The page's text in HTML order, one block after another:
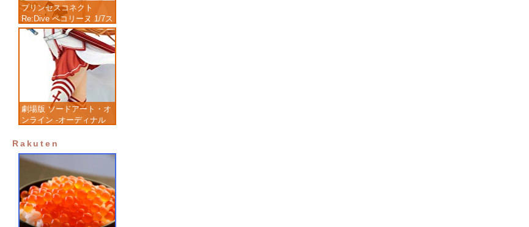
プリンセスコネクト
Re:Dive ペコリーヌ 1/7ス
ケール 塗装済み完成品フ
ィギュア
劇場版 ソードアート・オ
ンライン -オーディナル
成品フィギュア
Rakuten